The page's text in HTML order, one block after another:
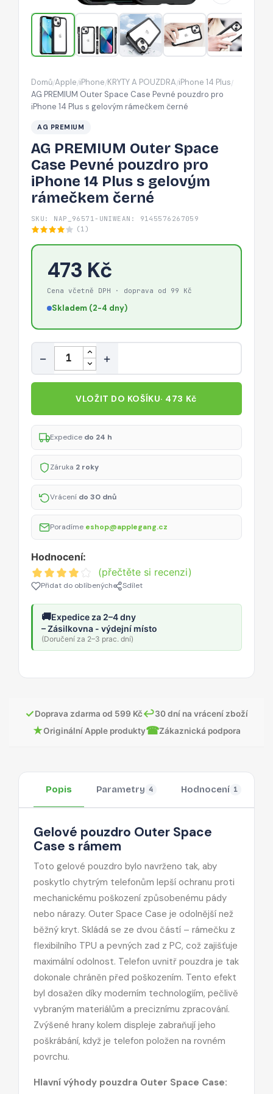
pouzdro
pro
iPhone
14
s
gelovým
Domů/Apple/iPhone/KRYTY A POUZDRA/iPhone 14 Plus/
AG PREMIUM Outer Space Case Pevné pouzdro pro
iPhone 14 Plus s gelovým rámečkem černé
AG PREMIUM
AG PREMIUM Outer Space
Case Pevné pouzdro pro
iPhone 14 Plus s gelovým
rámečkem černé
SKU: NAP_96571-UNIWEAN: 9145576267059
(1)
473 Kč
Cena včetně DPH · doprava od 99 Kč
Skladem (2-4 dny)
Množství
− +
VLOŽIT DO KOŠÍKU· 473 Kč
Expedice do 24 h
Záruka 2 roky
Vrácení do 30 dnů
Poradíme eshop@applegang.cz
Hodnocení:
(přečtěte si recenzi)
Přidat do oblíbených Sdílet
🚚Expedice za 2–4 dny
– Zásilkovna - výdejní místo
(Doručení za 2–3 prac. dní)
✓Doprava zdarma od 599 Kč↩30 dní na vrácení zboží
★Originální Apple produkty☎Zákaznická podpora
Popis Parametry 4 Hodnocení 1
Gelové pouzdro Outer Space
Case s rámem
Toto gelové pouzdro bylo navrženo tak, aby
poskytlo chytrým telefonům lepší ochranu proti
mechanickému poškození způsobenému pády
nebo nárazy. Outer Space Case je odolnější než
běžný kryt. Skládá se ze dvou částí – rámečku z
flexibilního TPU a pevných zad z PC, což zajišťuje
maximální odolnost. Telefon uvnitř pouzdra je tak
dokonale chráněn před poškozením. Tento efekt
byl dosažen díky moderním technologiím, pečlivě
vybraným materiálům a preciznímu zpracování.
Zvýšené hrany kolem displeje zabraňují jeho
poškrábání, když je telefon položen na rovném
povrchu.
Hlavní výhody pouzdra Outer Space Case: